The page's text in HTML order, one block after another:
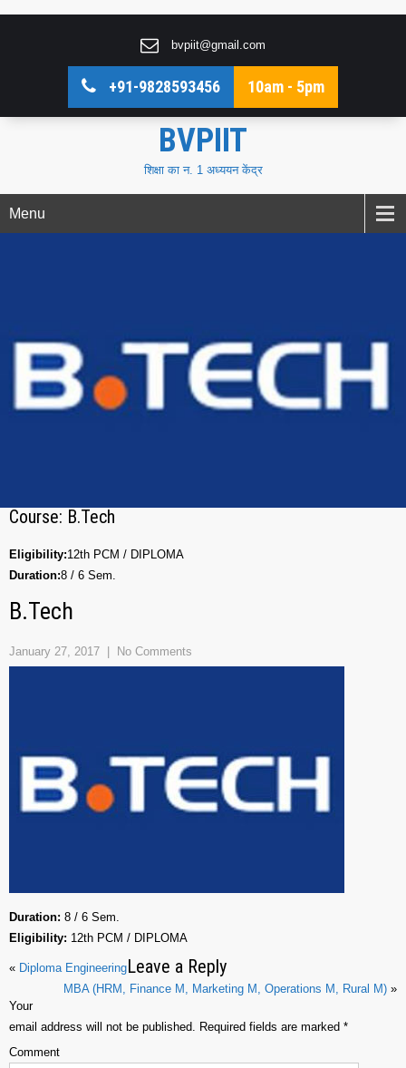
bvpiit@gmail.com
+91-9828593456 10am - 5pm
BVPIIT
शिक्षा का न. 1 अध्ययन केंद्र
Menu
Course: B.Tech
Eligibility:12th PCM / DIPLOMA
Duration:8 / 6 Sem.
B.Tech
January 27, 2017 | No Comments
Duration: 8 / 6 Sem.
Eligibility: 12th PCM / DIPLOMA
« Diploma Engineering
MBA (HRM, Finance M, Marketing M, Operations M, Rural M) »
Leave a Reply
Your
email address will not be published. Required fields are marked *
Comment